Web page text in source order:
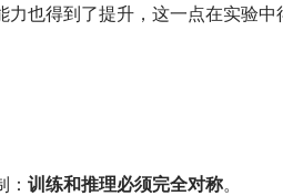
也得到了提升，这一点在实验中
训练和推理必须完全对称。